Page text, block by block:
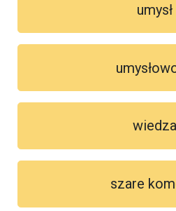
umysł
wiedza
szare